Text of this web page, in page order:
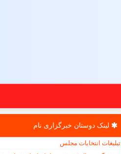
لینک دوستان خبرگزاری نام
تبلیغات انتخابات مجلس